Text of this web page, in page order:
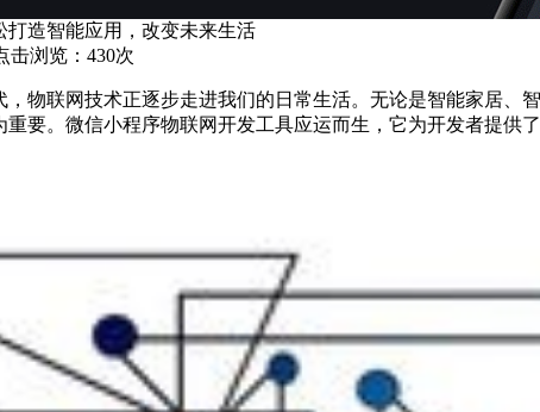
造智能应用，改变未来生活
击浏览：430次
物联网技术正逐步走进我们的日常生活。无论是智能家居
要。微信小程序物联网开发工具应运而生，它为开发者提供